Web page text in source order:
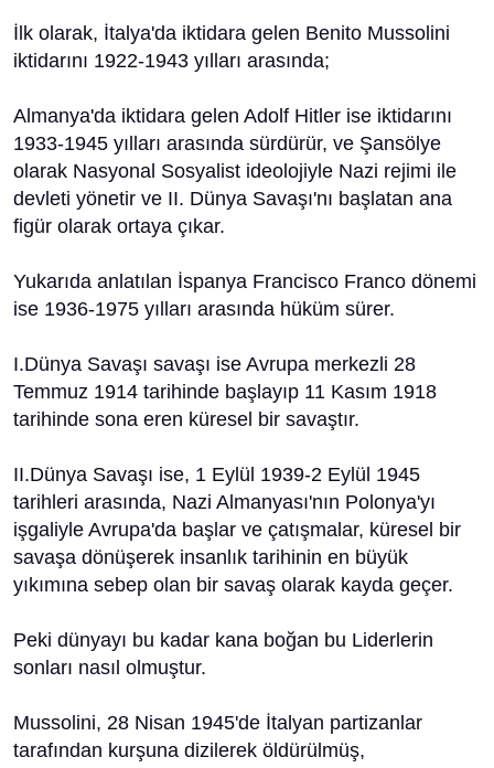
İlk olarak, İtalya'da iktidara gelen Benito Mussolini
iktidarını 1922-1943 yılları arasında;
Almanya'da iktidara gelen Adolf Hitler ise iktidarını
1933-1945 yılları arasında sürdürür, ve Şansölye
olarak Nasyonal Sosyalist ideolojiyle Nazi rejimi ile
devleti yönetir ve II. Dünya Savaşı'nı başlatan ana
figür olarak ortaya çıkar.
Yukarıda anlatılan İspanya Francisco Franco dönemi
ise 1936-1975 yılları arasında hüküm sürer.
I.Dünya Savaşı savaşı ise Avrupa merkezli 28
Temmuz 1914 tarihinde başlayıp 11 Kasım 1918
tarihinde sona eren küresel bir savaştır.
II.Dünya Savaşı ise, 1 Eylül 1939-2 Eylül 1945
tarihleri arasında, Nazi Almanyası'nın Polonya'yı
işgaliyle Avrupa'da başlar ve çatışmalar, küresel bir
savaşa dönüşerek insanlık tarihinin en büyük
yıkımına sebep olan bir savaş olarak kayda geçer.
Peki dünyayı bu kadar kana boğan bu Liderlerin
sonları nasıl olmuştur.
Mussolini, 28 Nisan 1945'de İtalyan partizanlar
tarafından kurşuna dizilerek öldürülmüş,